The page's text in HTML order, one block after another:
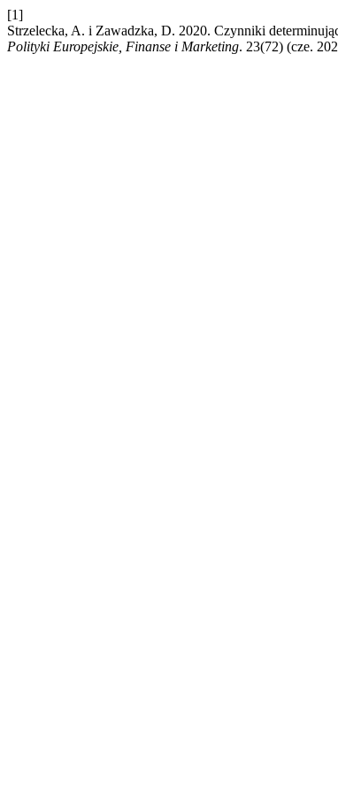
[1]
Strzelecka, A. i Zawadzka, D. 2020. Czynniki
Polityki Europejskie, Finanse i Marketing. 23(72) (cze.